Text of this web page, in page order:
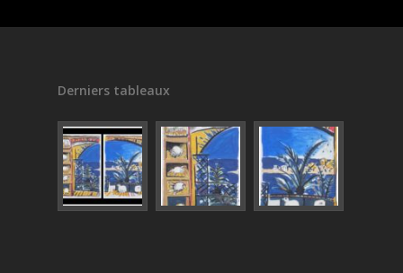
Derniers tableaux